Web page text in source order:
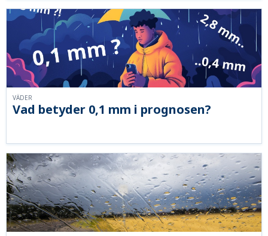
Vad betyder 0,1 mm i prognosen?
VÄDER